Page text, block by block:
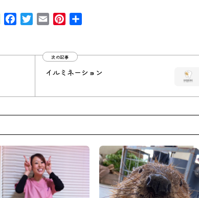
Line FacebookTwitter
Email Pinterest
次の記事
イルミネーション